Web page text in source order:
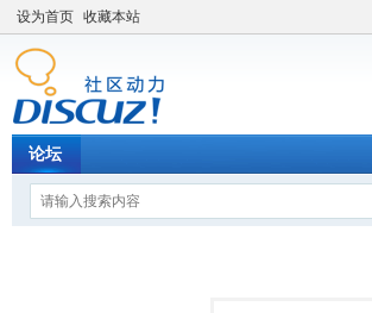
设为首页 收藏本站
论坛